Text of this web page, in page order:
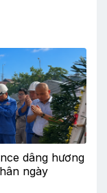
dâng hương
ngày